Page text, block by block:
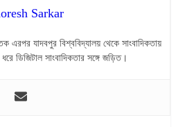
Sarkar
এরপর যাদবপুর বিশ্ববিদ্যালয় থেকে সাংবাদিকতায়
ডিজিটাল সাংবাদিকতার সঙ্গে জড়িত।